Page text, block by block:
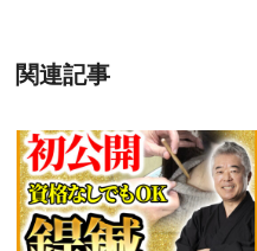
関連記事